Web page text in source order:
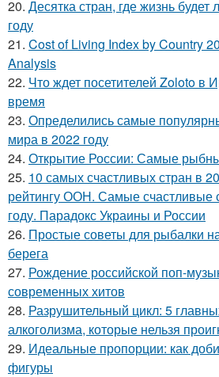
20. Десятка стран, где жизнь будет
году
21. Cost of Living Index by Country
Analysis
22. Что ждет посетителей Zoloto в
время
23. Определились самые
мира в 2022 году
24. Открытие России: Самые
25. 10 самых счастливых стран в
рейтингу ООН. Самые счастливые
году. Парадокс Украины и России
26. Простые советы для рыбалки
берега
27. Рождение российской поп-
современных хитов
28. Разрушительный цикл: 5
алкоголизма, которые нельзя
29. Идеальные пропорции: как
фигуры